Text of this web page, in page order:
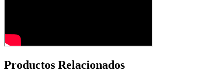
Productos Relacionados